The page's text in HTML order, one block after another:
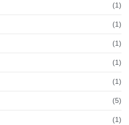
(1)
(1)
(1)
(1)
(1)
(5)
(1)